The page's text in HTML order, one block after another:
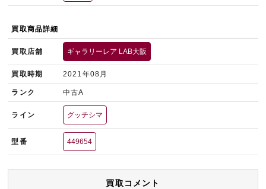
買取商品詳細
買取店舗 ギャラリーレア LAB大阪
買取時期 2021年08月
ランク 中古A
ライン グッチシマ
型番 449654
買取コメント